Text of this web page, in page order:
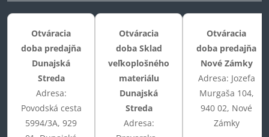
Otváracia
doba predajňa
Dunajská
Streda
Adresa:
Povodská cesta
5994/3A, 929
Otváracia
doba Sklad
veľkoplošného
materiálu
Dunajská
Streda
Adresa:
Otváracia
doba predajňa
Nové Zámky
Adresa: Jozefa
Murgaša 104,
940 02, Nové
Zámky